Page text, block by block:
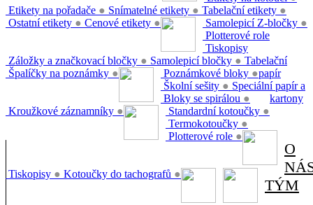
Etikety na pořadače ● Snímatelné etikety ● Tabelační etikety ●
Ostatní etikety ● Cenové etikety ● Samolepicí Z-bločky ●
Záložky a značkovací bločky ● Samolepicí bločky ●
Špalíčky na poznámky ● Poznámkové bloky ●
Školní sešity ●
Bloky se spirálou ●
Kroužkové záznamníky ●
Plotterové role
Standardní kotoučky ●
Termokotoučky ●
Plotterové role ●
Tiskopisy
Tiskopisy ● Kotoučky do tachografů ●
Tabelační
papír
Speciální papír a
kartony
O
TÝM